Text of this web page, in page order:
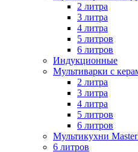
2 литра
3 литра
4 литра
5 литров
6 литров
Индукционные
Мультиварки с
2 литра
3 литра
4 литра
5 литров
6 литров
Мультикухни
6 литров